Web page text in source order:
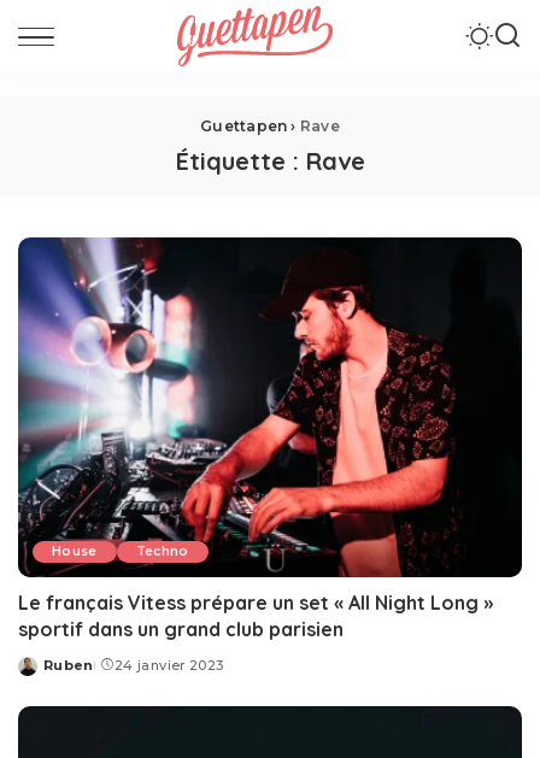
Guettapen › Rave
Étiquette : Rave
House Techno
Le français Vitess prépare un set « All Night Long »
sportif dans un grand club parisien
Posted
Ruben 24 janvier 2023